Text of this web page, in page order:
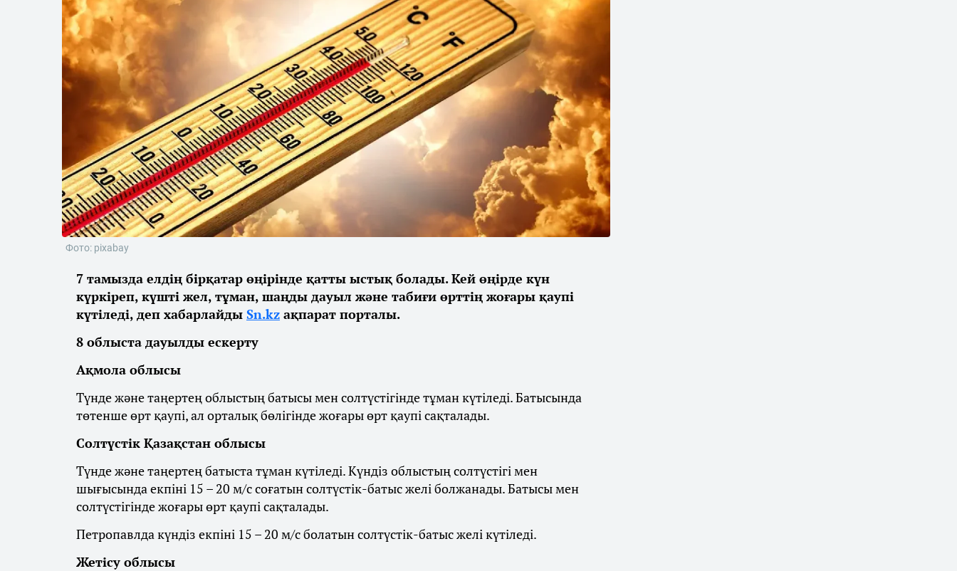
Фото: pixabay
7 тамызда елдің бірқатар өңірінде қатты ыстық болады. Кей өңірде күн
күркіреп, күшті жел, тұман, шаңды дауыл және табиғи өрттің жоғары қаупі
күтіледі, деп хабарлайды Sn.kz ақпарат порталы.
8 облыста дауылды ескерту
Ақмола облысы
Түнде және таңертең облыстың батысы мен солтүстігінде тұман күтіледі. Батысында
төтенше өрт қаупі, ал орталық бөлігінде жоғары өрт қаупі сақталады.
Солтүстік Қазақстан облысы
Түнде және таңертең батыста тұман күтіледі. Күндіз облыстың солтүстігі мен
шығысында екпіні 15 – 20 м/с соғатын солтүстік-батыс желі болжанады. Батысы мен
солтүстігінде жоғары өрт қаупі сақталады.
Петропавлда күндіз екпіні 15 – 20 м/с болатын солтүстік-батыс желі күтіледі.
Жетісу облысы